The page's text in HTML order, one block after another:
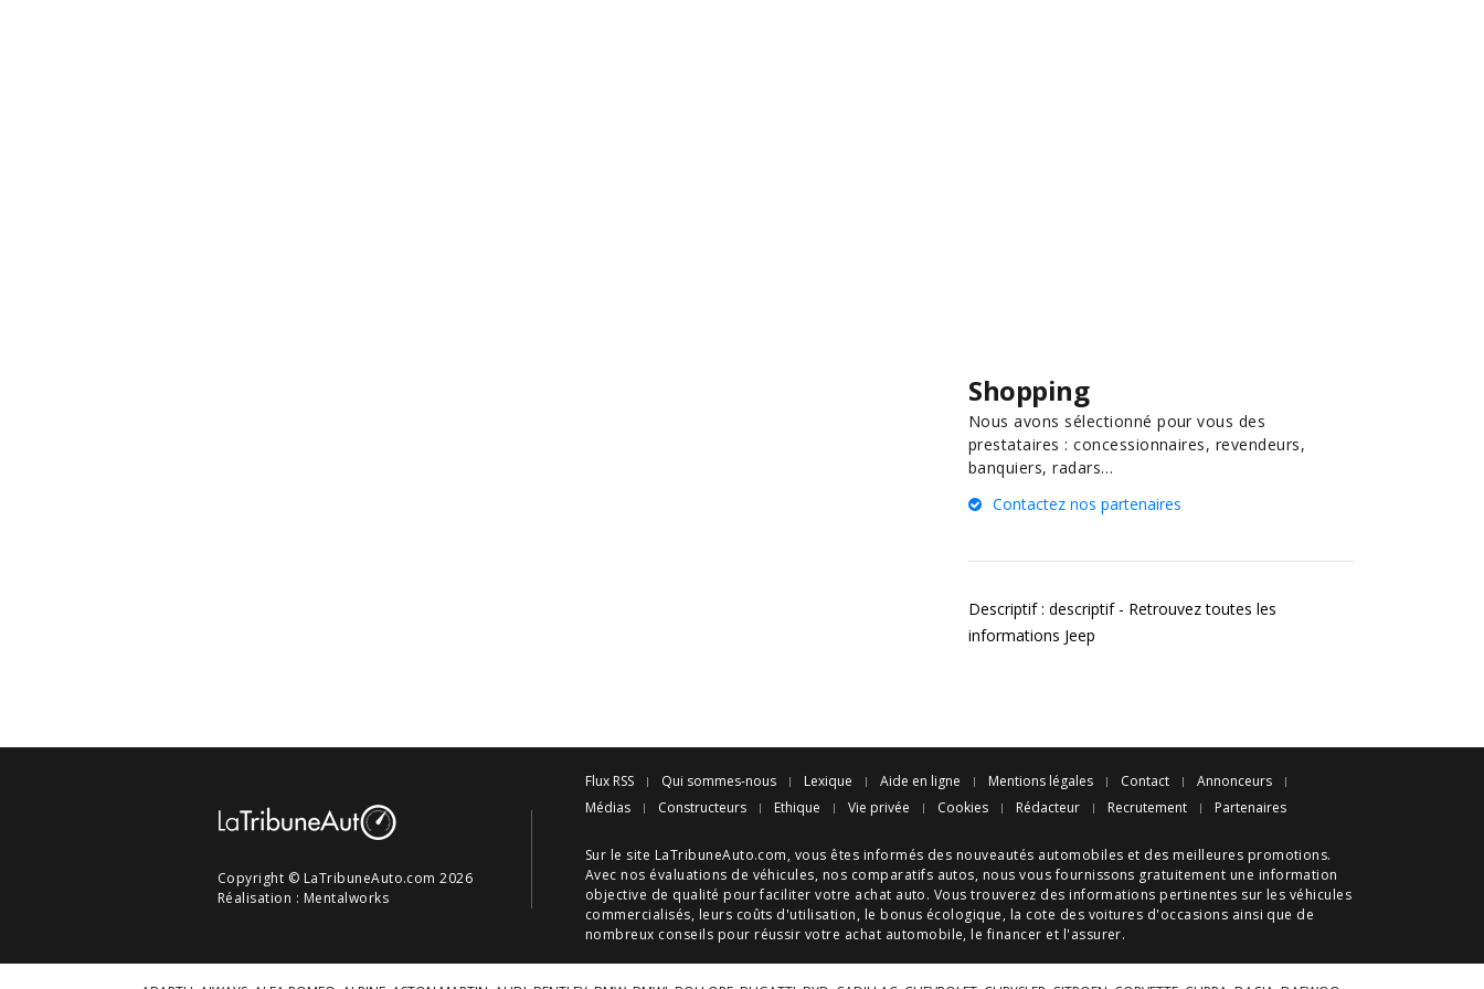
Shopping
Nous avons sélectionné pour vous des
prestataires : concessionnaires, revendeurs,
banquiers, radars…
Contactez nos partenaires
Descriptif : descriptif - Retrouvez toutes les
informations Jeep
Copyright © LaTribuneAuto.com 2026
Réalisation : Mentalworks
Flux RSS Qui sommes-nous Lexique Aide en ligne Mentions légales Contact
Annonceurs
Médias
Constructeurs Ethique Vie privée Cookies Rédacteur Recrutement Partenaires
Sur le site LaTribuneAuto.com, vous êtes informés des nouveautés automobiles et des meilleures promotions.
Avec nos évaluations de véhicules, nos comparatifs autos, nous vous fournissons gratuitement une information
objective de qualité pour faciliter votre achat auto. Vous trouverez des informations pertinentes sur les véhicules
commercialisés, leurs coûts d'utilisation, le bonus écologique, la cote des voitures d'occasions ainsi que de
nombreux conseils pour réussir votre achat automobile, le financer et l'assurer.